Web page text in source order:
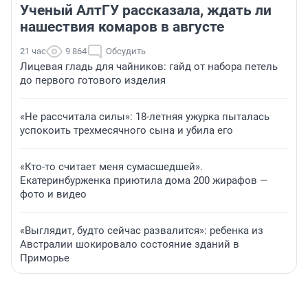
Ученый АлтГУ рассказала, ждать ли
нашествия комаров в августе
21 час 9 864 Обсудить
Лицевая гладь для чайников: гайд от набора петель
до первого готового изделия
«Не рассчитала силы»: 18-летняя ужурка пыталась
успокоить трехмесячного сына и убила его
«Кто-то считает меня сумасшедшей».
Екатеринбурженка приютила дома 200 жирафов —
фото и видео
«Выглядит, будто сейчас развалится»: ребенка из
Австралии шокировало состояние зданий в
Приморье